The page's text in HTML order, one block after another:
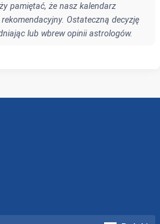
pamiętać, że nasz kalendarz
Ostateczną decyzję
lub wbrew opinii astrologów.